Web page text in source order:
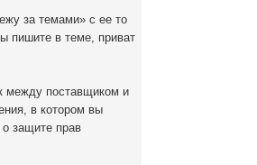
за темами» с ее то
в теме, приват
между поставщиком и
в котором вы
о защите прав